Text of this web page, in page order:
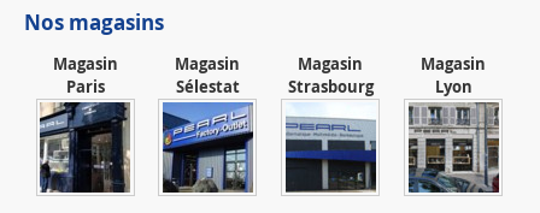
Nos magasins
Magasin
Paris
Magasin
Sélestat
Magasin
Strasbourg
Magasin
Lyon